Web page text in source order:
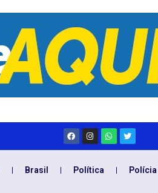
Brasil Política Polícia